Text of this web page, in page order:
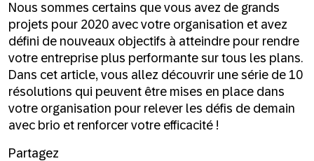
Nous sommes certains que vous avez de grands
projets pour 2020 avec votre organisation et avez
défini de nouveaux objectifs à atteindre pour rendre
votre entreprise plus performante sur tous les plans.
Dans cet article, vous allez découvrir une série de 10
résolutions qui peuvent être mises en place dans
votre organisation pour relever les défis de demain
avec brio et renforcer votre efficacité !
Partagez